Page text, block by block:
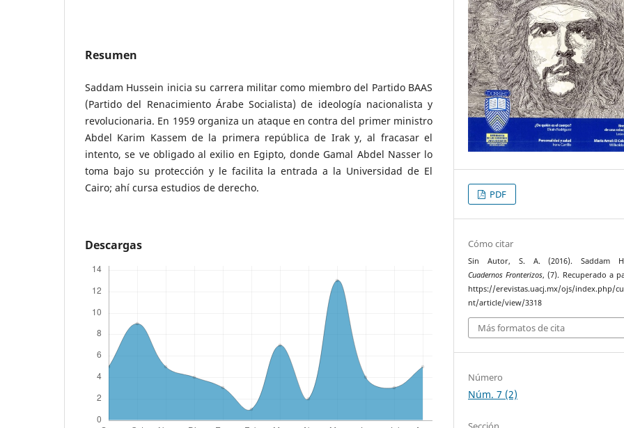
Resumen
Saddam Hussein inicia su carrera militar como miembro del Partido BAAS
(Partido del Renacimiento Árabe Socialista) de ideología nacionalista y
revolucionaria. En 1959 organiza un ataque en contra del primer ministro
Abdel Karim Kassem de la primera república de Irak y, al fracasar el
intento, se ve obligado al exilio en Egipto, donde Gamal Abdel Nasser lo
toma bajo su protección y le facilita la entrada a la Universidad de El
Cairo; ahí cursa estudios de derecho.
Descargas
PDF
Cómo citar
Sin Autor, S. A. (2016). Saddam
Cuadernos Fronterizos, (7). Recuperado a
https://erevistas.uacj.mx/ojs/index.php/
nt/article/view/3318
Más formatos de cita
Número
Núm. 7 (2)